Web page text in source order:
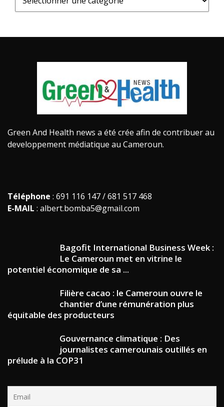
Green And Health news a été crée afin de contribuer au
developpement médiatique au Cameroun.
Téléphone : 691 116 147 / 681 517 468
E-MAIL : albert.bomba5@gmail.com
Bagofit International Business Week :
Le Cameroun met en vitrine le
potentiel économique de sa ...
Filière cacao : le Cameroun ouvre le
chantier d’une rémunération plus
équitable des producteurs
Gouvernance climatique : Des
journalistes camerounais outillés en
prélude à la COP31